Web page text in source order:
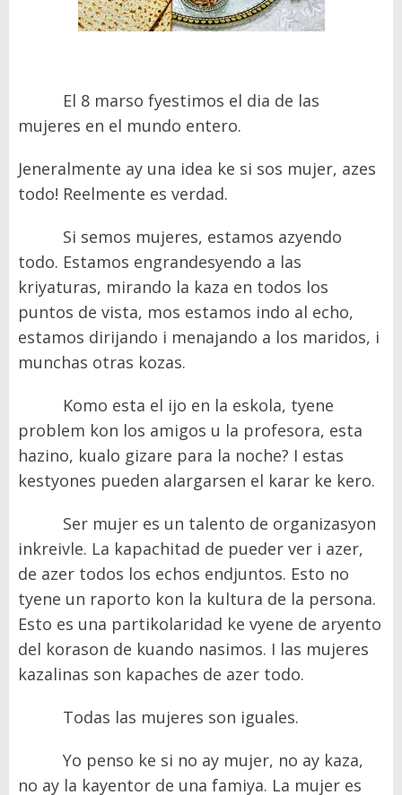
El 8 marso fyestimos el dia de las
mujeres en el mundo entero.
Jeneralmente ay una idea ke si sos mujer, azes
todo! Reelmente es verdad.
Si semos mujeres, estamos azyendo
todo. Estamos engrandesyendo a las
kriyaturas, mirando la kaza en todos los
puntos de vista, mos estamos indo al echo,
estamos dirijando i menajando a los maridos, i
munchas otras kozas.
Komo esta el ijo en la eskola, tyene
problem kon los amigos u la profesora, esta
hazino, kualo gizare para la noche? I estas
kestyones pueden alargarsen el karar ke kero.
Ser mujer es un talento de organizasyon
inkreivle. La kapachitad de pueder ver i azer,
de azer todos los echos endjuntos. Esto no
tyene un raporto kon la kultura de la persona.
Esto es una partikolaridad ke vyene de aryento
del korason de kuando nasimos. I las mujeres
kazalinas son kapaches de azer todo.
Todas las mujeres son iguales.
Yo penso ke si no ay mujer, no ay kaza,
no ay la kayentor de una famiya. La mujer es